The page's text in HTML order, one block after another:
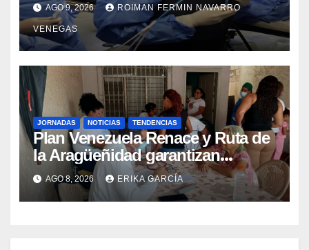
Retrógrada Endoscópica para
beneficiar a cientos de pacientes
AGO 9, 2026 ROIMAN FERMIN NAVARRO
VENEGAS
JORNADAS NOTICIAS TENDENCIAS
Plan Venezuela Renace y Ruta de
la Aragüeñidad garantizan
atención médica integral en
Aragua
AGO 8, 2026 ERIKA GARCÍA